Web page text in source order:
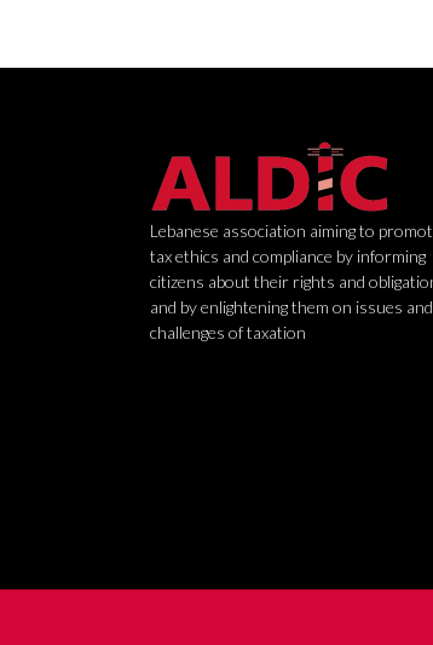
o
n
a
v
i
g
Lebanese association aiming to
tax ethics and compliance by informing
citizens about their rights and
and by enlightening them on issues and
challenges of taxation